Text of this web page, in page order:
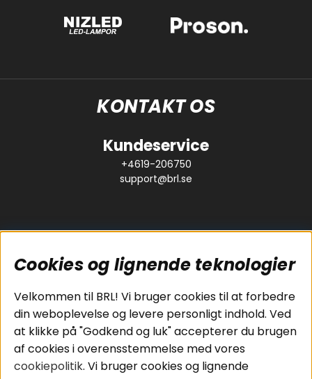
KONTAKT OS
Kundeservice
+4619-206750
support@brl.se
Populære sider
Pakkeløsninger
Bilstereo
Højttalere
Forstærker
Smartphone
Kundeservice
Cookies
Handelsbetingelser
Personvernpolicy
Service / Garanti /
Retur
Cookies og lignende teknologier
Velkommen til BRL! Vi bruger cookies til at forbedre
din weboplevelse og levere personligt indhold. Ved
at klikke på "Godkend og luk" accepterer du brugen
af cookies i overensstemmelse med vores
cookiepolitik. Vi bruger cookies og lignende